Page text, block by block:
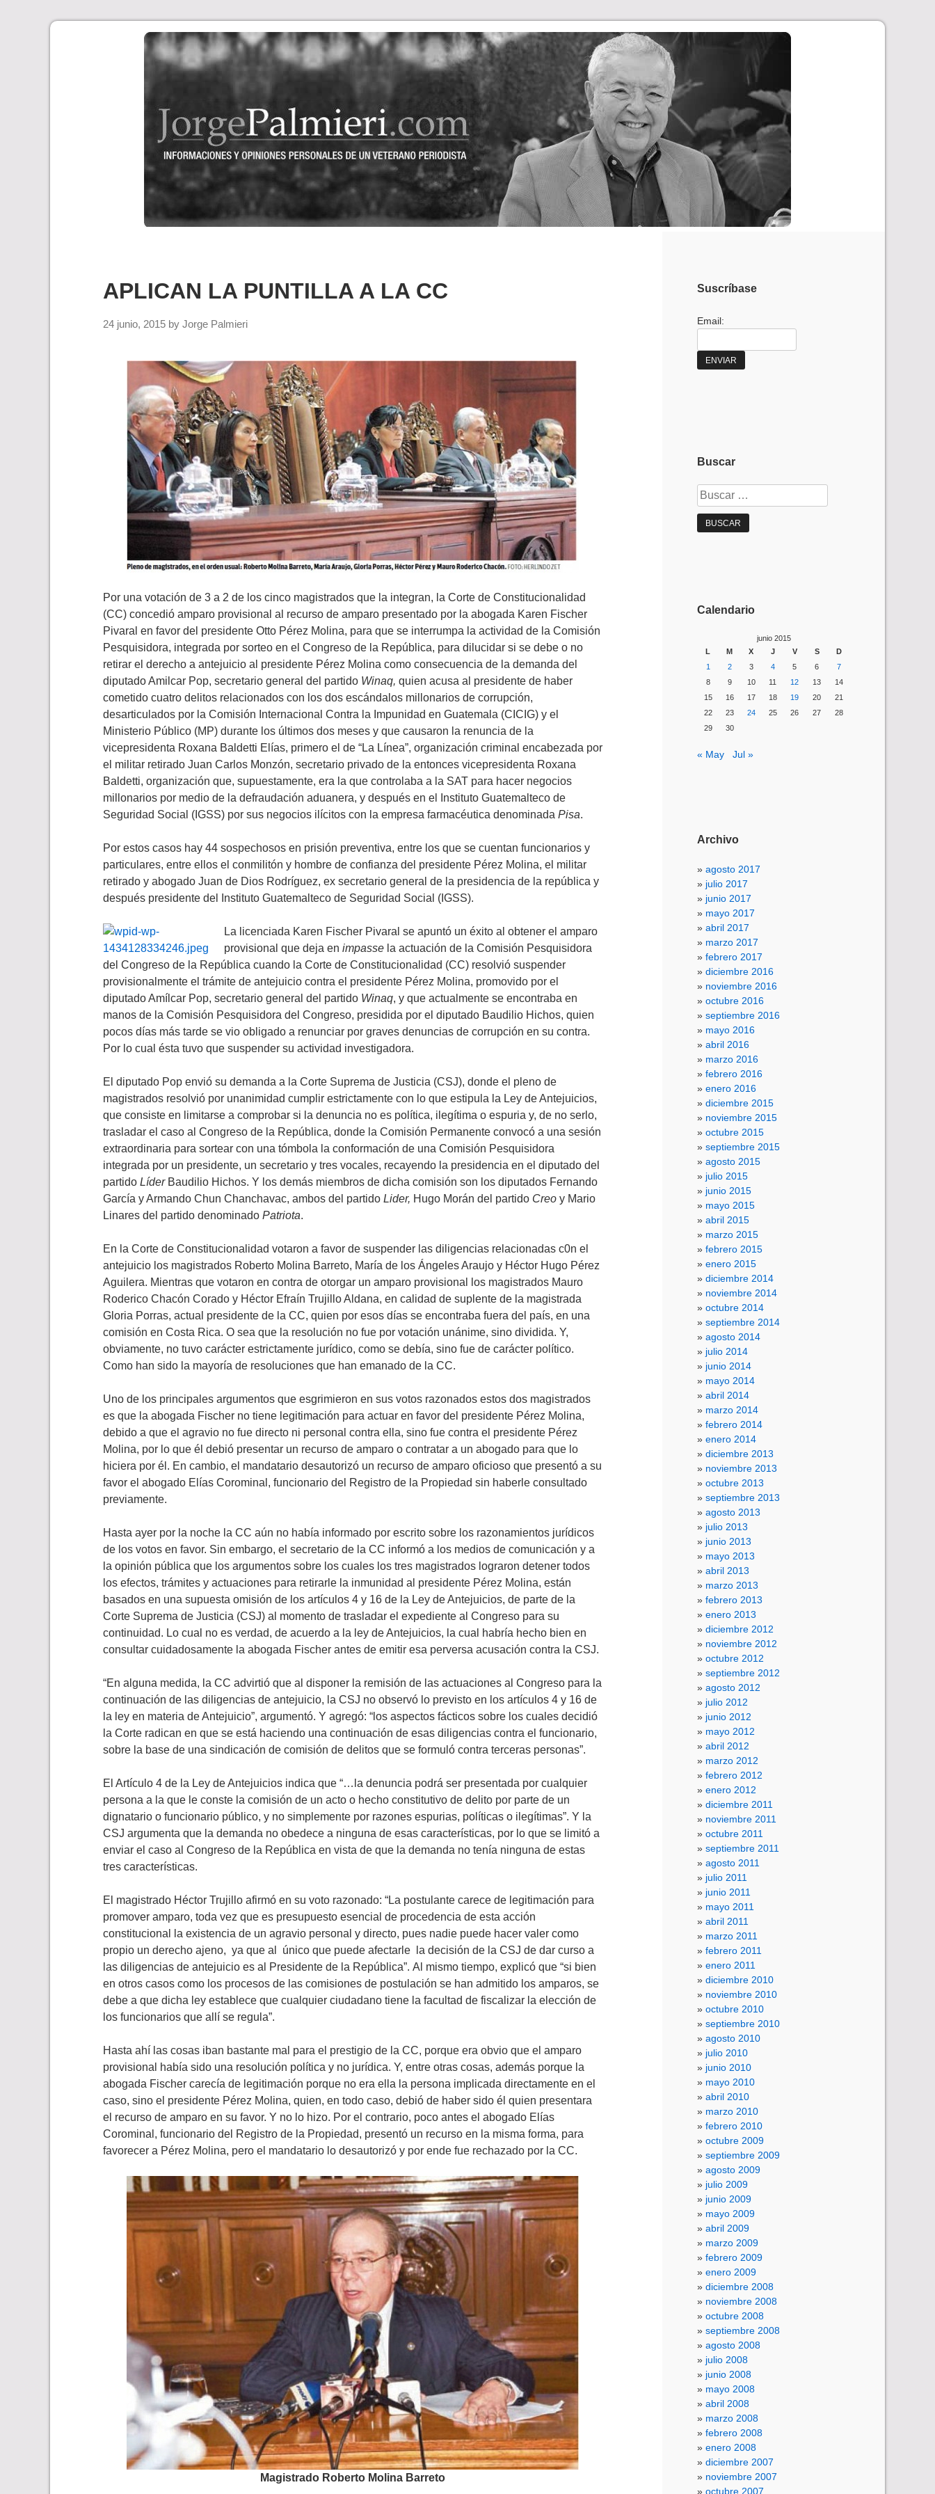
APLICAN LA PUNTILLA A LA CC
24 junio, 2015 by Jorge Palmieri
Por una votación de 3 a 2 de los cinco magistrados que la integran, la Corte de Constitucionalidad
(CC) concedió amparo provisional al recurso de amparo presentado por la abogada Karen Fischer
Pivaral en favor del presidente Otto Pérez Molina, para que se interrumpa la actividad de la Comisión
Pesquisidora, integrada por sorteo en el Congreso de la República, para dilucidar si se debe o no
retirar el derecho a antejuicio al presidente Pérez Molina como consecuencia de la demanda del
diputado Amilcar Pop, secretario general del partido Winaq, quien acusa al presidente de haber
cometido cuatro delitos relacionados con los dos escándalos millonarios de corrupción,
desarticulados por la Comisión Internacional Contra la Impunidad en Guatemala (CICIG) y el
Ministerio Público (MP) durante los últimos dos meses y que causaron la renuncia de la
vicepresidenta Roxana Baldetti Elías, primero el de “La Línea”, organización criminal encabezada por
el militar retirado Juan Carlos Monzón, secretario privado de la entonces vicepresidenta Roxana
Baldetti, organización que, supuestamente, era la que controlaba a la SAT para hacer negocios
millonarios por medio de la defraudación aduanera, y después en el Instituto Guatemalteco de
Seguridad Social (IGSS) por sus negocios ilícitos con la empresa farmacéutica denominada Pisa.
Por estos casos hay 44 sospechosos en prisión preventiva, entre los que se cuentan funcionarios y
particulares, entre ellos el conmilitón y hombre de confianza del presidente Pérez Molina, el militar
retirado y abogado Juan de Dios Rodríguez, ex secretario general de la presidencia de la república y
después presidente del Instituto Guatemalteco de Seguridad Social (IGSS).
La licenciada Karen Fischer Pivaral se apuntó un éxito al obtener el amparo
provisional que deja en impasse la actuación de la Comisión Pesquisidora
del Congreso de la República cuando la Corte de Constitucionalidad (CC) resolvió suspender
provisionalmente el trámite de antejuicio contra el presidente Pérez Molina, promovido por el
diputado Amílcar Pop, secretario general del partido Winaq, y que actualmente se encontraba en
manos de la Comisión Pesquisidora del Congreso, presidida por el diputado Baudilio Hichos, quien
pocos días más tarde se vio obligado a renunciar por graves denuncias de corrupción en su contra.
Por lo cual ésta tuvo que suspender su actividad investigadora.
El diputado Pop envió su demanda a la Corte Suprema de Justicia (CSJ), donde el pleno de
magistrados resolvió por unanimidad cumplir estrictamente con lo que estipula la Ley de Antejuicios,
que consiste en limitarse a comprobar si la denuncia no es política, ilegítima o espuria y, de no serlo,
trasladar el caso al Congreso de la República, donde la Comisión Permanente convocó a una sesión
extraordinaria para sortear con una tómbola la conformación de una Comisión Pesquisidora
integrada por un presidente, un secretario y tres vocales, recayendo la presidencia en el diputado del
partido LíderBaudilio Hichos. Y los demás miembros de dicha comisión son los diputados Fernando
García y Armando Chun Chanchavac, ambos del partido Lider, Hugo Morán del partido Creo y Mario
Linares del partido denominado Patriota.
En la Corte de Constitucionalidad votaron a favor de suspender las diligencias relacionadas c0n el
antejuicio los magistrados Roberto Molina Barreto, María de los Ángeles Araujo y Héctor Hugo Pérez
Aguilera. Mientras que votaron en contra de otorgar un amparo provisional los magistrados Mauro
Roderico Chacón Corado y Héctor Efraín Trujillo Aldana, en calidad de suplente de la magistrada
Gloria Porras, actual presidente de la CC, quien por esos días se encontraba fuera del país, en una
comisión en Costa Rica. O sea que la resolución no fue por votación unánime, sino dividida. Y,
obviamente, no tuvo carácter estrictamente jurídico, como se debía, sino fue de carácter político.
Como han sido la mayoría de resoluciones que han emanado de la CC.
Uno de los principales argumentos que esgrimieron en sus votos razonados estos dos magistrados
es que la abogada Fischer no tiene legitimación para actuar en favor del presidente Pérez Molina,
debido a que el agravio no fue directo ni personal contra ella, sino fue contra el presidente Pérez
Molina, por lo que él debió presentar un recurso de amparo o contratar a un abogado para que lo
hiciera por él. En cambio, el mandatario desautorizó un recurso de amparo oficioso que presentó a su
favor el abogado Elías Corominal, funcionario del Registro de la Propiedad sin haberle consultado
previamente.
Hasta ayer por la noche la CC aún no había informado por escrito sobre los razonamientos jurídicos
de los votos en favor. Sin embargo, el secretario de la CC informó a los medios de comunicación y a
la opinión pública que los argumentos sobre los cuales los tres magistrados lograron detener todos
los efectos, trámites y actuaciones para retirarle la inmunidad al presidente Pérez Molina, están
basados en una supuesta omisión de los artículos 4 y 16 de la Ley de Antejuicios, de parte de la
Corte Suprema de Justicia (CSJ) al momento de trasladar el expediente al Congreso para su
continuidad. Lo cual no es verdad, de acuerdo a la ley de Antejuicios, la cual habría hecho bien en
consultar cuidadosamente la abogada Fischer antes de emitir esa perversa acusación contra la CSJ.
“En alguna medida, la CC advirtió que al disponer la remisión de las actuaciones al Congreso para la
continuación de las diligencias de antejuicio, la CSJ no observó lo previsto en los artículos 4 y 16 de
la ley en materia de Antejuicio”, argumentó. Y agregó: “los aspectos fácticos sobre los cuales decidió
la Corte radican en que se está haciendo una continuación de esas diligencias contra el funcionario,
sobre la base de una sindicación de comisión de delitos que se formuló contra terceras personas”.
El Artículo 4 de la Ley de Antejuicios indica que “…la denuncia podrá ser presentada por cualquier
persona a la que le conste la comisión de un acto o hecho constitutivo de delito por parte de un
dignatario o funcionario público, y no simplemente por razones espurias, políticas o ilegítimas”. Y la
CSJ argumenta que la demanda no obedece a ninguna de esas características, por lo que se limitó a
enviar el caso al Congreso de la República en vista de que la demanda no tenía ninguna de estas
tres características.
El magistrado Héctor Trujillo afirmó en su voto razonado: “La postulante carece de legitimación para
promover amparo, toda vez que es presupuesto esencial de procedencia de esta acción
constitucional la existencia de un agravio personal y directo, pues nadie puede hacer valer como
propio un derecho ajeno, ya que al único que puede afectarle la decisión de la CSJ de dar curso a
las diligencias de antejuicio es al Presidente de la República”. Al mismo tiempo, explicó que “si bien
en otros casos como los procesos de las comisiones de postulación se han admitido los amparos, se
debe a que dicha ley establece que cualquier ciudadano tiene la facultad de fiscalizar la elección de
los funcionarios que allí se regula”.
Hasta ahí las cosas iban bastante mal para el prestigio de la CC, porque era obvio que el amparo
provisional había sido una resolución política y no jurídica. Y, entre otras cosas, además porque la
abogada Fischer carecía de legitimación porque no era ella la persona implicada directamente en el
caso, sino el presidente Pérez Molina, quien, en todo caso, debió de haber sido él quien presentara
el recurso de amparo en su favor. Y no lo hizo. Por el contrario, poco antes el abogado Elías
Corominal, funcionario del Registro de la Propiedad, presentó un recurso en la misma forma, para
favorecer a Pérez Molina, pero el mandatario lo desautorizó y por ende fue rechazado por la CC.
Magistrado Roberto Molina Barreto
Suscríbase
Email:
Buscar
Buscar:
Calendario
junio 2015
L
M X J V S
D
1
2 3 4 5 6
7
8
9 10 11 12 13
14
15
16 17 18 19 20
21
22
23 24 25 26 27
28
29
30
« May Jul »
Archivo
agosto 2017
julio 2017
junio 2017
mayo 2017
abril 2017
marzo 2017
febrero 2017
diciembre 2016
noviembre 2016
octubre 2016
septiembre 2016
mayo 2016
abril 2016
marzo 2016
febrero 2016
enero 2016
diciembre 2015
noviembre 2015
octubre 2015
septiembre 2015
agosto 2015
julio 2015
junio 2015
mayo 2015
abril 2015
marzo 2015
febrero 2015
enero 2015
diciembre 2014
noviembre 2014
octubre 2014
septiembre 2014
agosto 2014
julio 2014
junio 2014
mayo 2014
abril 2014
marzo 2014
febrero 2014
enero 2014
diciembre 2013
noviembre 2013
octubre 2013
septiembre 2013
agosto 2013
julio 2013
junio 2013
mayo 2013
abril 2013
marzo 2013
febrero 2013
enero 2013
diciembre 2012
noviembre 2012
octubre 2012
septiembre 2012
agosto 2012
julio 2012
junio 2012
mayo 2012
abril 2012
marzo 2012
febrero 2012
enero 2012
diciembre 2011
noviembre 2011
octubre 2011
septiembre 2011
agosto 2011
julio 2011
junio 2011
mayo 2011
abril 2011
marzo 2011
febrero 2011
enero 2011
diciembre 2010
noviembre 2010
octubre 2010
septiembre 2010
agosto 2010
julio 2010
junio 2010
mayo 2010
abril 2010
marzo 2010
febrero 2010
octubre 2009
septiembre 2009
agosto 2009
julio 2009
junio 2009
mayo 2009
abril 2009
marzo 2009
febrero 2009
enero 2009
diciembre 2008
noviembre 2008
octubre 2008
septiembre 2008
agosto 2008
julio 2008
junio 2008
mayo 2008
abril 2008
marzo 2008
febrero 2008
enero 2008
diciembre 2007
noviembre 2007
octubre 2007